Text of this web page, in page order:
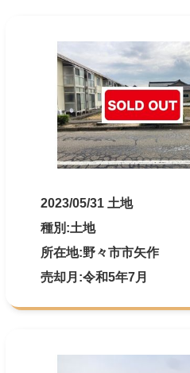
2023/05/31 土地
種別:土地
所在地:野々市市矢作
売却月:令和5年7月